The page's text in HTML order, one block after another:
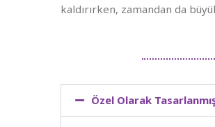
kaldırırken, zamandan da
Özel Olarak